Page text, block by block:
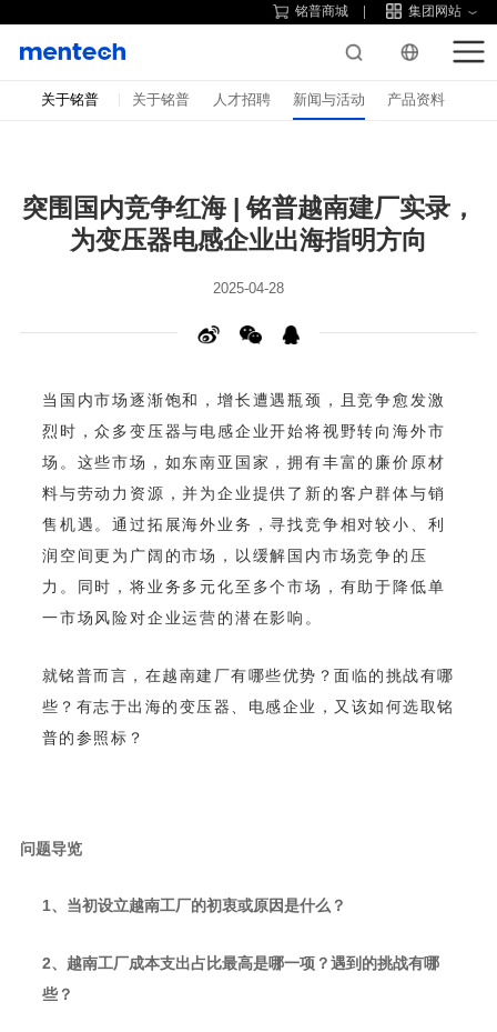
铭普商城 集团网站
关于铭普 关于铭普 人才招聘 新闻与活动 产品资料
为变压器电感企业出海指明方向
2025-04-28
一市场风险对企业运营的潜在影响。
普的参照标？
问题导览
1、当初设立越南工厂的初衷或原因是什么？
些？